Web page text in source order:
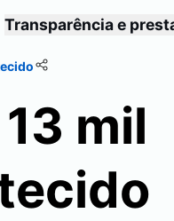
Transparência e
mil